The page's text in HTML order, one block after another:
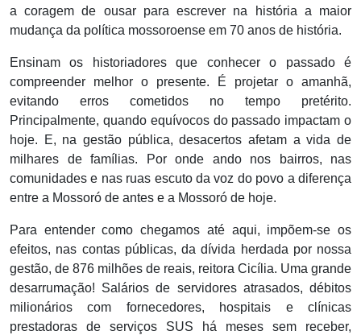
a coragem de ousar para escrever na história a maior
mudança da política mossoroense em 70 anos de história.
Ensinam os historiadores que conhecer o passado é
compreender melhor o presente. É projetar o amanhã,
evitando erros cometidos no tempo pretérito.
Principalmente, quando equívocos do passado impactam o
hoje. E, na gestão pública, desacertos afetam a vida de
milhares de famílias. Por onde ando nos bairros, nas
comunidades e nas ruas escuto da voz do povo a diferença
entre a Mossoró de antes e a Mossoró de hoje.
Para entender como chegamos até aqui, impõem-se os
efeitos, nas contas públicas, da dívida herdada por nossa
gestão, de 876 milhões de reais, reitora Cicília. Uma grande
desarrumação! Salários de servidores atrasados, débitos
milionários com fornecedores, hospitais e clínicas
prestadoras de serviços SUS há meses sem receber,